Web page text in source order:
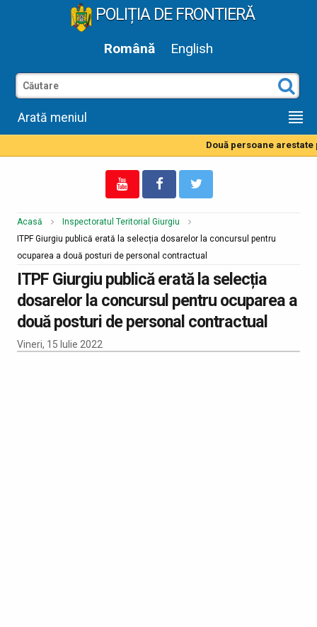
POLIȚIA DE FRONTIERĂ
Română English
Arată meniul
Două persoane
Acasă
Inspectoratul Teritorial Giurgiu
ITPF Giurgiu publică erată la selecția dosarelor la concursul pentru
ocuparea a două posturi de personal contractual
ITPF Giurgiu publică erată la selecția
dosarelor la concursul pentru ocuparea a
două posturi de personal contractual
Vineri, 15 Iulie 2022